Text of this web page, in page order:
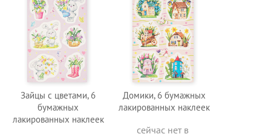
Зайцы с цветами, 6
бумажных
лакированных наклеек
Домики, 6 бумажных
лакированных наклеек
сейчас нет в